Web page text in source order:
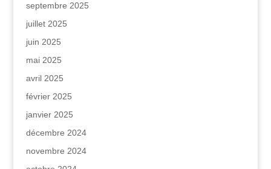
septembre 2025
juillet 2025
juin 2025
mai 2025
avril 2025
février 2025
janvier 2025
décembre 2024
novembre 2024